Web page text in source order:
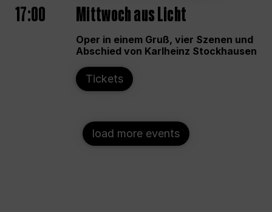
17:00 Mittwoch aus Licht
Oper in einem Gruß, vier Szenen und
Abschied von Karlheinz Stockhausen
Tickets
load more events